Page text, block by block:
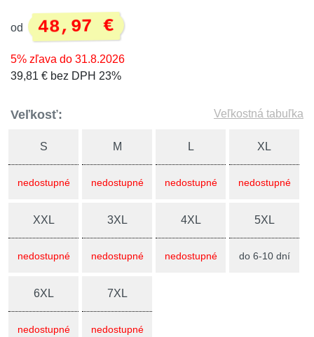
od 48,97 €
5% zľava do 31.8.2026
39,81 € bez DPH 23%
Veľkosť: Veľkostná tabuľka
S
nedostupné
M
nedostupné
L
nedostupné
XL
nedostupné
XXL
nedostupné
3XL
nedostupné
4XL
nedostupné
5XL
do 6-10 dní
6XL
nedostupné
7XL
nedostupné